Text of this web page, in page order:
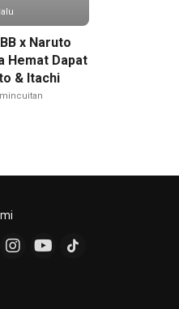
x Naruto
Hemat Dapat
& Itachi